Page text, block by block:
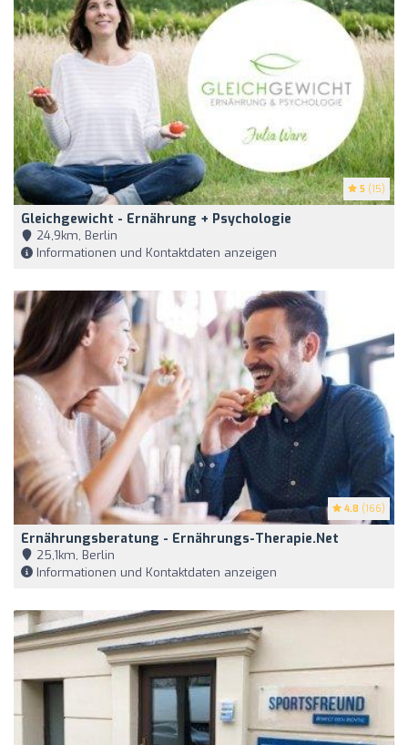
5 (15)
Gleichgewicht - Ernährung + Psychologie
24,9km, Berlin
Informationen und Kontaktdaten anzeigen
4.8 (166)
Ernährungsberatung - Ernährungs-Therapie.net
25,1km, Berlin
Informationen und Kontaktdaten anzeigen